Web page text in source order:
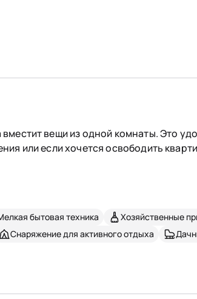
вещи из одной комнаты. Это
или если хочется освободить
бытовая техника Хозяйственные
Снаряжение для активного отдыха